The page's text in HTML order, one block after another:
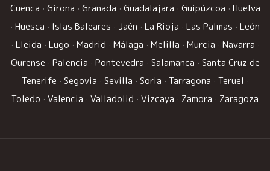
Cuenca · Girona · Granada · Guadalajara · Guipúzcoa · Huelva
· Huesca · Islas Baleares · Jaén · La Rioja · Las Palmas · León
· Lleida · Lugo · Madrid · Málaga · Melilla · Murcia · Navarra ·
Ourense · Palencia · Pontevedra · Salamanca · Santa Cruz de
Tenerife · Segovia · Sevilla · Soria · Tarragona · Teruel ·
Toledo · Valencia · Valladolid · Vizcaya · Zamora · Zaragoza